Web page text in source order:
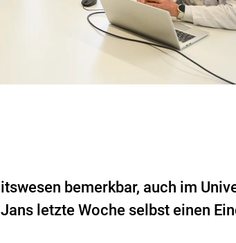
bemerkbar, auch im
letzte Woche selbst einen